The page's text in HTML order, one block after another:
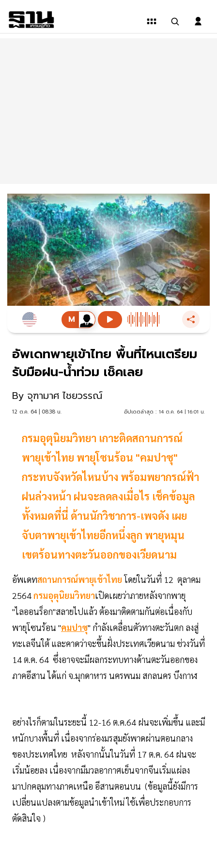
อัพเดทพายุเข้าไทย พื้นที่ไหนเตรียม
รับมือฝน-น้ำท่วม เช็คเลย
By จุฑามาศ ไชยวรรณ์
12 ต.ค. 64 | 08:38 น. อัปเดตล่าสุด : 14 ต.ค. 64 | 16:01 น.
กรมอุตุนิยมวิทยา เกาะติดสถานการณ์
พายุเข้าไทย พายุโซนร้อน "คมปาซุ"
กระทบจังหวัดไหนบ้าง พร้อมพยากรณ์ฟ้า
ฝนล่วงหน้า ฝนจะลดลงเมื่อไร เช็คข้อมูล
ทั้งหมดที่นี่ ด้านนักวิชาการ-เพจดัง เผย
จับตาพายุเข้าไทยอีกหนึ่งลูก พายุหมุน
เขตร้อนทางตะวันออกของเวียดนาม
อัพเดทสถานการณ์พายุเข้าไทยโดยในวันที่ 12 ตุลาคม
2564กรมอุตุนิยมวิทยาเปิดเผยว่าภายหลังจากพายุ
"ไลออนร็อก"สลายไปแล้ว ต้องมาติดตามกันต่อเนื่องกับ
พายุโซนร้อน "คมปาซุ" กำลังเคลื่อนตัวทางตะวันตก ลงสู่
ทะเลจีนใต้ และคาดว่าจะขึ้นฝั่งประเทศเวียดนาม ช่วงวันที่
14 ต.ค. 64 ซึ่งอาจจะมีผลกระทบทางด้านตะวันออกของ
ภาคอีสาน ได้แก่ จ.มุกดาหาร นครพนม สกลนคร บึงกาฬ
อย่างไรก็ตามในระยะนี้ 12-16 ต.ค.64 ฝนจะเพิ่มขึ้น และมี
หนักบางพื้นที่ เนื่องจากร่องมรสุมยังพาดผ่านตอนกลาง
ของประเทศไทย หลังจากนั้นในวันที่ 17 ต.ค. 64 ฝนจะ
เริ่มน้อยลง เนื่องจากมีมวลอากาศเย็นจากจีนเริ่มแผ่ลง
มาปกคลุมทางภาคเหนือ อีสานตอนบน (ข้อมูลนี้ยังมีการ
เปลี่ยนแปลงตามข้อมูลนำเข้าใหม่ ใช้เพื่อประกอบการ
ตัดสินใจ )